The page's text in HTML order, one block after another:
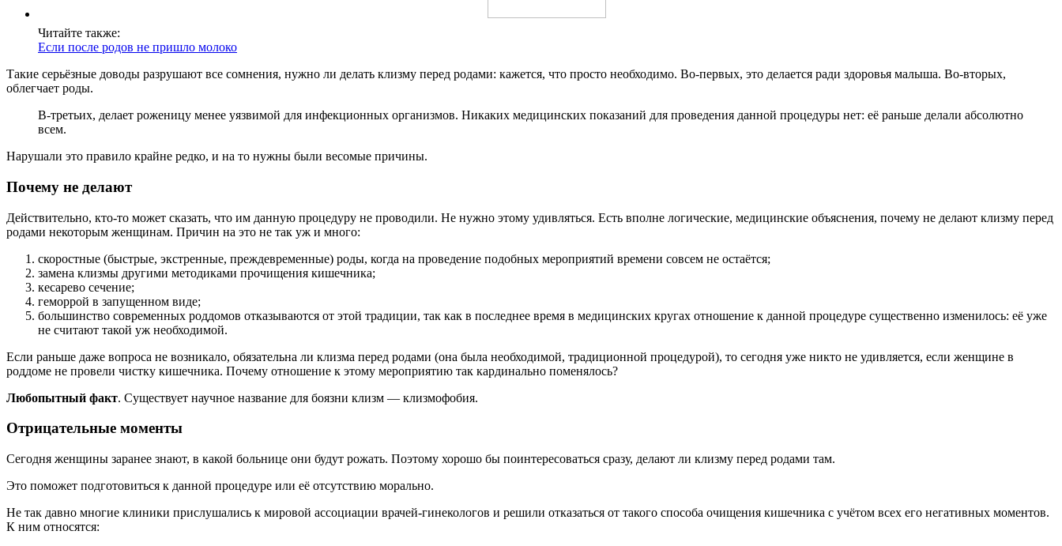
Читайте также:
Если после родов не пришло молоко
Такие серьёзные доводы разрушают все сомнения, нужно ли делать клизму перед родами: кажется, что просто необходимо. Во-первых, это делается ради здоровья малыша. Во-вторых,
облегчает роды.
В-третьих, делает роженицу менее уязвимой для инфекционных организмов. Никаких медицинских показаний для проведения данной процедуры нет: её раньше делали абсолютно
всем.
Нарушали это правило крайне редко, и на то нужны были весомые причины.
Почему не делают
Действительно, кто-то может сказать, что им данную процедуру не проводили. Не нужно этому удивляться. Есть вполне логические, медицинские объяснения, почему не делают клизму перед
родами некоторым женщинам. Причин на это не так уж и много:
скоростные (быстрые, экстренные, преждевременные) роды, когда на проведение подобных мероприятий времени совсем не остаётся;
замена клизмы другими методиками прочищения кишечника;
кесарево сечение;
геморрой в запущенном виде;
большинство современных роддомов отказываются от этой традиции, так как в последнее время в медицинских кругах отношение к данной процедуре существенно изменилось: её уже
не считают такой уж необходимой.
Если раньше даже вопроса не возникало, обязательна ли клизма перед родами (она была необходимой, традиционной процедурой), то сегодня уже никто не удивляется, если женщине в
роддоме не провели чистку кишечника. Почему отношение к этому мероприятию так кардинально поменялось?
Любопытный факт. Существует научное название для боязни клизм — клизмофобия.
Отрицательные моменты
Сегодня женщины заранее знают, в какой больнице они будут рожать. Поэтому хорошо бы поинтересоваться сразу, делают ли клизму перед родами там.
Это поможет подготовиться к данной процедуре или её отсутствию морально.
Не так давно многие клиники прислушались к мировой ассоциации врачей-гинекологов и решили отказаться от такого способа очищения кишечника с учётом всех его негативных моментов.
К ним относятся: